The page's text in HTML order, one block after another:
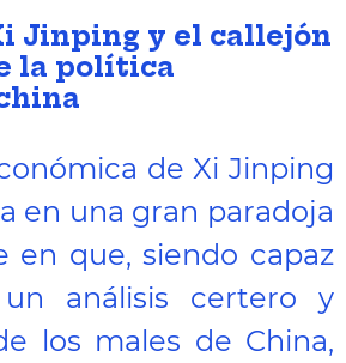
Jinping y el callejón
la política
de Xi Jinping
en una gran paradoja
en que, siendo capaz
análisis certero y
los males de China,